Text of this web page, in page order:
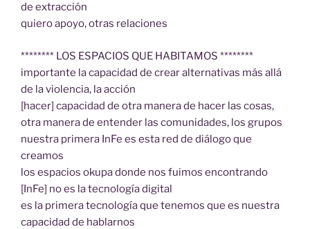
de extracción
quiero apoyo, otras relaciones
******** LOS ESPACIOS QUE HABITAMOS ********
importante la capacidad de crear alternativas más allá
de la violencia, la acción
[hacer] capacidad de otra manera de hacer las cosas,
otra manera de entender las comunidades, los grupos
nuestra primera InFe es esta red de diálogo que
creamos
los espacios okupa donde nos fuimos encontrando
[InFe] no es la tecnología digital
es la primera tecnología que tenemos que es nuestra
capacidad de hablarnos